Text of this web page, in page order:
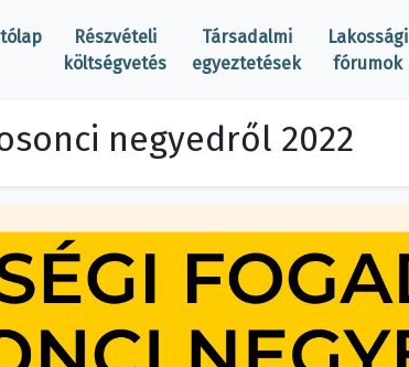
Részvételi
költségvetés
Társadalmi
egyeztetések
Lakossági
fórumok
negyedről 2022